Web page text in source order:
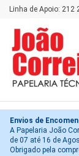
Linha de Apoio: 212
Envios de
A Papelaria João
de 07 até 16 de
Obrigado pela